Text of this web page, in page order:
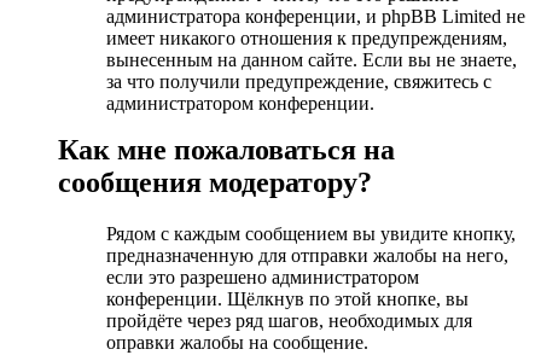
администратора конференции, и phpBB Limited не
имеет никакого отношения к предупреждениям,
вынесенным на данном сайте. Если вы не знаете,
за что получили предупреждение, свяжитесь с
администратором конференции.
Как мне пожаловаться на
сообщения модератору?
Рядом с каждым сообщением вы увидите кнопку,
предназначенную для отправки жалобы на него,
если это разрешено администратором
конференции. Щёлкнув по этой кнопке, вы
пройдёте через ряд шагов, необходимых для
оправки жалобы на сообщение.